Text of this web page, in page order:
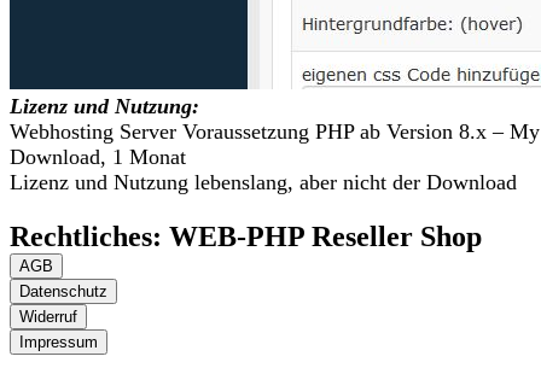
Lizenz und Nutzung:
Webhosting Server Voraussetzung PHP ab Version 8.x –
Download, 1 Monat
Lizenz und Nutzung lebenslang, aber nicht der Download
Rechtliches: WEB-PHP Reseller Shop
AGB
Datenschutz
Widerruf
Impressum